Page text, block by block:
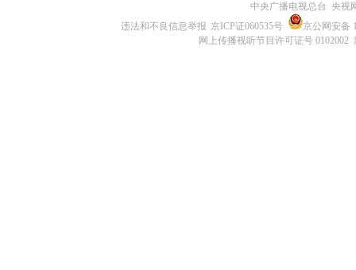
中央广播电视总台 央视
违法和不良信息举报 京ICP证060535号
京公网安备
网上传播视听节目许可证号 0102002